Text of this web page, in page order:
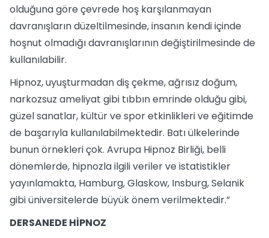
olduğuna göre çevrede hoş karşılanmayan
davranışların düzeltilmesinde, insanın kendi içinde
hoşnut olmadığı davranışlarının değiştirilmesinde de
kullanılabilir.
Hipnoz, uyuşturmadan diş çekme, ağrısız doğum,
narkozsuz ameliyat gibi tıbbın emrinde olduğu gibi,
güzel sanatlar, kültür ve spor etkinlikleri ve eğitimde
de başarıyla kullanılabilmektedir. Batı ülkelerinde
bunun örnekleri çok. Avrupa Hipnoz Birliği, belli
dönemlerde, hipnozla ilgili veriler ve istatistikler
yayınlamakta, Hamburg, Glaskow, Insburg, Selanik
gibi üniversitelerde büyük önem verilmektedir.”
DERSANEDE HİPNOZ